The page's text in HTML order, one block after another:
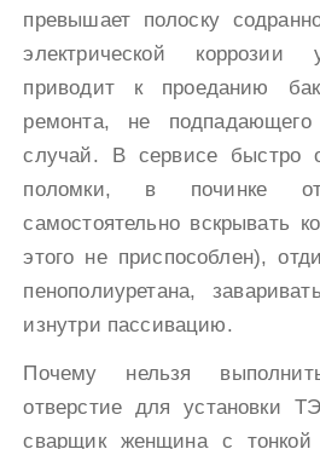
превышает полоску
электрической коррозии
приводит к проеданию
ремонта, не
случай. В сервисе быстро
поломки, в починке
самостоятельно вскрывать
этого не приспособлен),
пенополиуретана,
изнутри пассивацию.
Почему нельзя
отверстие для установки
сварщик женщина с